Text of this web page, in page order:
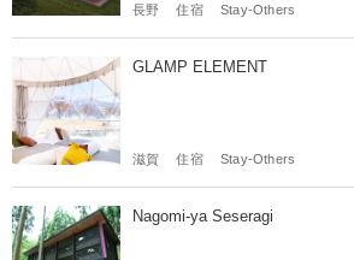
長野 住宿 Stay-Others
GLAMP ELEMENT
滋賀 住宿 Stay-Others
Nagomi-ya Seseragi